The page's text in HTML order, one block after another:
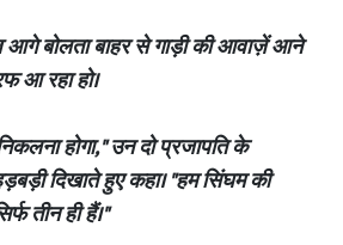
बोलता बाहर से गाड़ी की आवाज़ें आने
आ रहा हो।
होगा," उन दो प्रजापति के
दिखाते हुए कहा। "हम सिंघम की
तीन ही हैं।"